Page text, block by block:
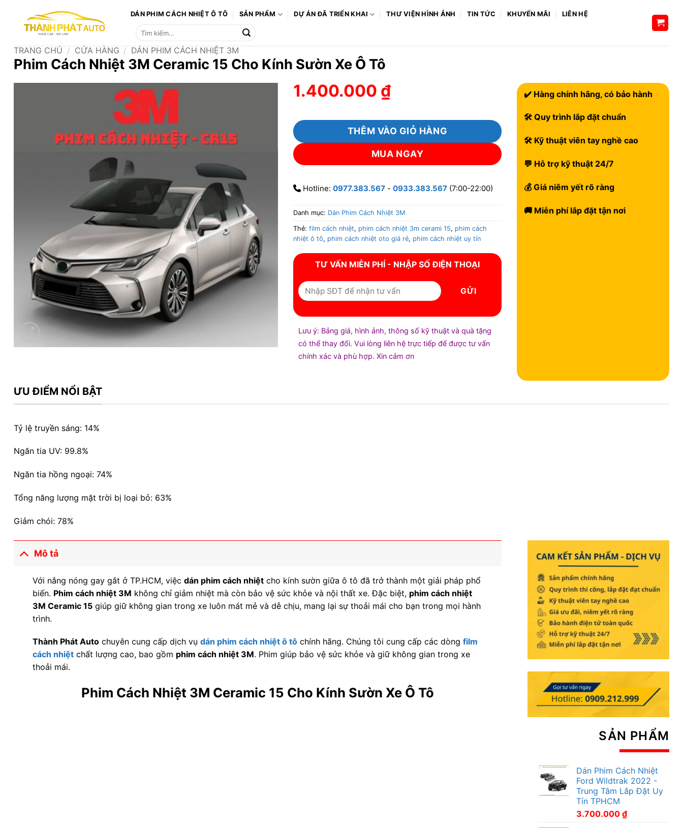
dung
DÁN PHIM CÁCH NHIỆT Ô TÔ SẢN PHẨM DỰ ÁN ĐÃ TRIỂN KHAI THƯ VIỆN HÌNH ẢNH TIN TỨC KHUYẾN MÃI
LIÊN HỆ
Tìm
TRANG CHỦ / CỬA HÀNG / DÁN PHIM CÁCH NHIỆT 3M
Phim Cách Nhiệt 3M Ceramic 15 Cho Kính Sườn Xe Ô Tô
1.400.000 ₫
THÊM VÀO GIỎ HÀNG
MUA NGAY
Hotline: 0977.383.567 - 0933.383.567 (7:00-22:00)
Danh mục: Dán Phim Cách Nhiệt 3M
Thẻ: film cách nhiệt, phim cách nhiệt 3m cerami 15, phim cách
nhiệt ô tô, phim cách nhiệt oto giá rẻ, phim cách nhiệt uy tín
TƯ VẤN MIỄN PHÍ - NHẬP SỐ ĐIỆN THOẠI
Lưu ý: Bảng giá, hình ảnh, thông số kỹ thuật và quà tặng
có thể thay đổi. Vui lòng liên hệ trực tiếp để được tư vấn
chính xác và phù hợp. Xin cảm ơn
✔️ Hàng chính hãng, có bảo hành
🛠 Quy trình lắp đặt chuẩn
🛠 Kỹ thuật viên tay nghề cao
💬 Hỗ trợ kỹ thuật 24/7
💰 Giá niêm yết rõ ràng
🚚 Miễn phí lắp đặt tận nơi
ƯU ĐIỂM NỔI BẬT
Tỷ lệ truyền sáng: 14%
Ngăn tia UV: 99.8%
Ngăn tia hồng ngoại: 74%
Tổng năng lượng mặt trời bị loại bỏ: 63%
Giảm chói: 78%
Mô tả
Với nắng nóng gay gắt ở TP.HCM, việc dán phim cách nhiệtcho kính sườn giữa ô tô đã trở thành một giải pháp phổ
biến. Phim cách nhiệt 3M không chỉ giảm nhiệt mà còn bảo vệ sức khỏe và nội thất xe. Đặc biệt, phim cách nhiệt
3M Ceramic 15giúp giữ không gian trong xe luôn mát mẻ và dễ chịu, mang lại sự thoải mái cho bạn trong mọi hành
trình.
Thành Phát Autochuyên cung cấp dịch vụ dán phim cách nhiệt ô tôchính hãng. Chúng tôi cung cấp các dòng film
cách nhiệt chất lượng cao, bao gồm phim cách nhiệt 3M. Phim giúp bảo vệ sức khỏe và giữ không gian trong xe
thoải mái.
Phim Cách Nhiệt 3M Ceramic 15 Cho Kính Sườn Xe Ô Tô
SẢN PHẨM
Dán Phim Cách Nhiệt
Ford Wildtrak 2022 -
Trung Tâm Lắp Đặt Uy
Tín TPHCM
3.700.000 ₫